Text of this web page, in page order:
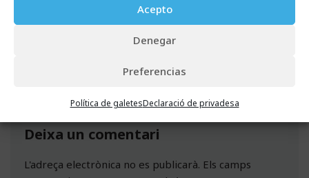
Acepto
Denegar
Preferencias
Política de galetesDeclaració de privadesa
Deixa un comentari
L'adreça electrònica no es publicarà. Els camps